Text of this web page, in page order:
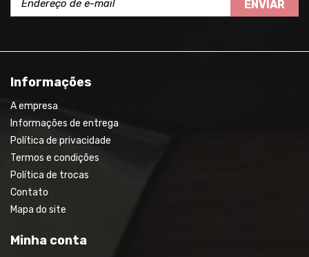
ENVIAR
Informações
A empresa
Informações de entrega
Política de privacidade
Termos e condições
Política de trocas
Contato
Mapa do site
Minha conta